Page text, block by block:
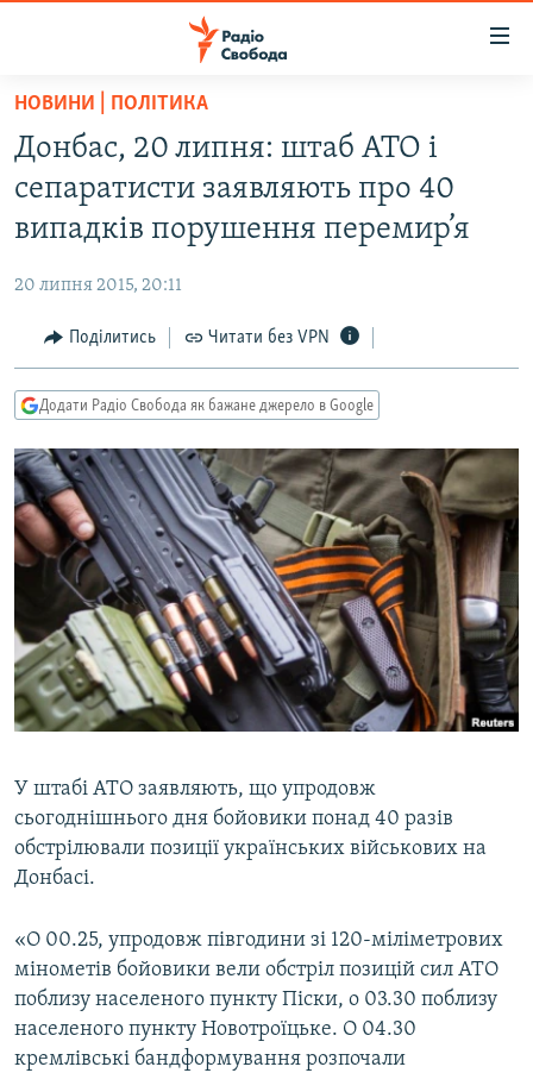
Перейти
основного
матеріалу
Перейти
до
основної
Перейти
до
пошуку
РАДІО СВОБОДА – 70 РОКІВ
ВСЕ ЗА ДОБУ
СТАТТІ
СУСПІЛЬСТВО
УКРАЇНА
СВІТ
РОСІЙСЬКА «ФІЛЬТРАЦІЯ»
ДОНБАС.РЕАЛІЇ
ТИ ЯК?
СХЕМИ
КИТАЙ.ВИКЛИКИ
МУЛЬТИМЕДІА
ФОТО
СПЕЦПРОЄКТИ
ПОДКАСТИ
РУС
УКР
КТАТ
ДОЛУЧАЙСЯ!
НОВИНИ | ПОЛІТИКА
Донбас, 20 липня: штаб АТО і
сепаратисти заявляють про 40
випадків порушення перемир’я
20 липня 2015, 20:11
Поділитись Читати без VPN
Додати Радіо Свобода як бажане джерело в Google
У штабі АТО заявляють, що упродовж
сьогоднішнього дня бойовики понад 40 разів
обстрілювали позиції українських військових на
Донбасі.
«О 00.25, упродовж півгодини зі 120-міліметрових
мінометів бойовики вели обстріл позицій сил АТО
поблизу населеного пункту Піски, о 03.30 поблизу
населеного пункту Новотроїцьке. О 04.30
кремлівські бандформування розпочали